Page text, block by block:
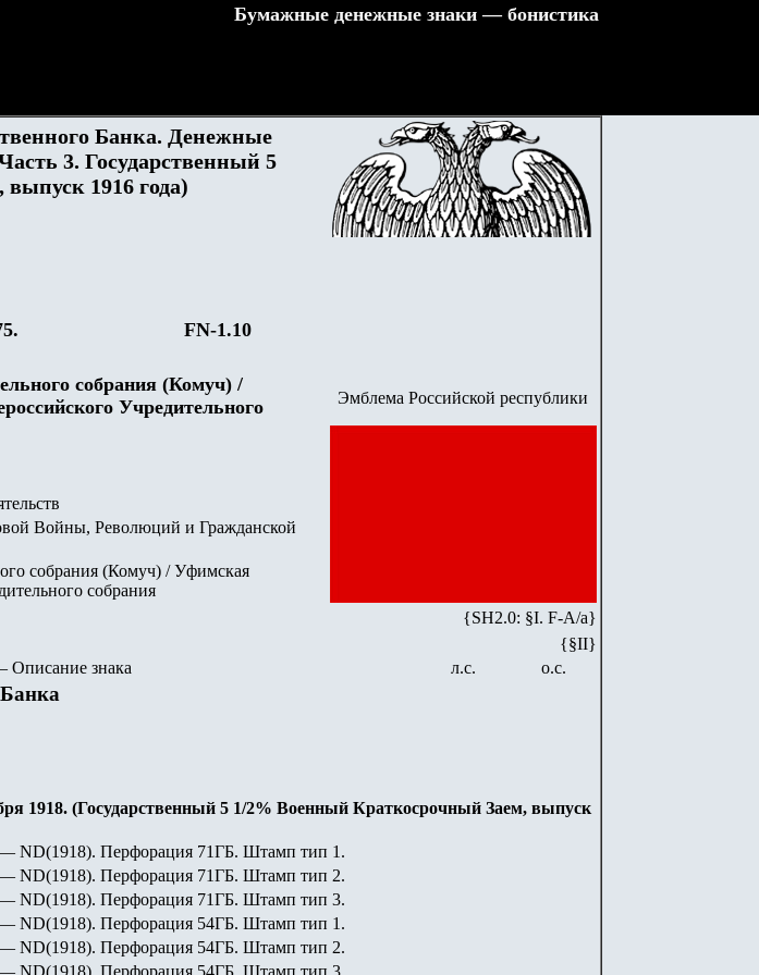
Бумажные денежные знаки — бонистика
Банка. Денежные
3. Государственный 5
1916 года)
. FN-1.10
собрания (Комуч) /
Учредительного
Войны, Революций и Гражданской
собрания (Комуч) / Уфимская
собрания
Эмблема Российской республики
{SH2.0: §I. F-А/а}
{§II}
Описание знака л.с. о.с.
1918. (Государственный 5 1/2% Военный Краткосрочный Заем, выпуск
ND(1918). Перфорация 71ГБ. Штамп тип 1.
ND(1918). Перфорация 71ГБ. Штамп тип 2.
ND(1918). Перфорация 71ГБ. Штамп тип 3.
ND(1918). Перфорация 54ГБ. Штамп тип 1.
ND(1918). Перфорация 54ГБ. Штамп тип 2.
ND(1918). Перфорация 54ГБ. Штамп тип 3